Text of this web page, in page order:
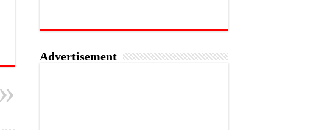
Advertisement